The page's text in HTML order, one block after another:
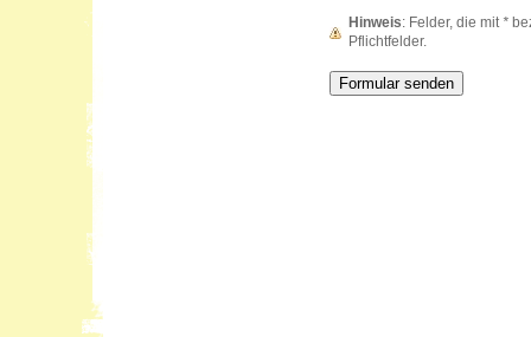
Hinweis : Felder, die mit *
Pflichtfelder.